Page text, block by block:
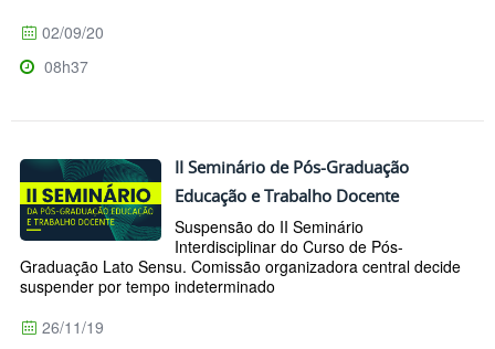
02/09/20
08h37
II Seminário de Pós-Graduação
Educação e Trabalho Docente
Suspensão do II Seminário
Interdisciplinar do Curso de Pós-
Graduação Lato Sensu. Comissão organizadora central decide
suspender por tempo indeterminado
26/11/19